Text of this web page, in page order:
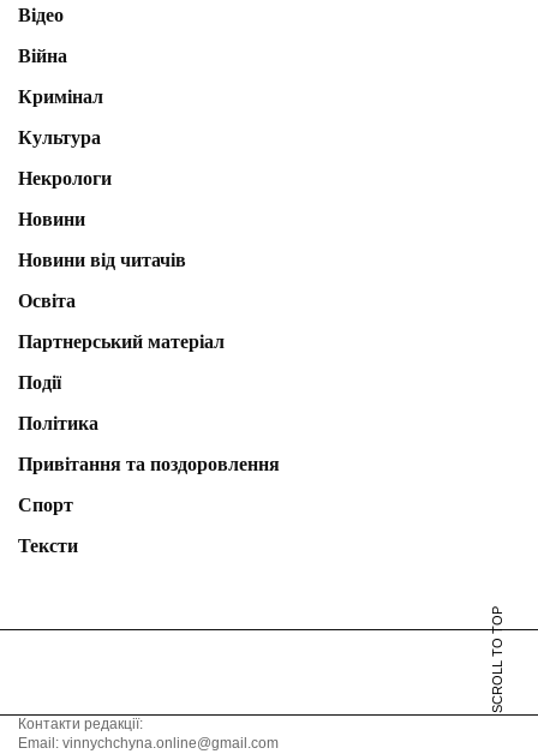
Відео
Війна
Кримінал
Культура
Некрологи
Новини
Новини від читачів
Освіта
Партнерський матеріал
Події
Політика
Привітання та поздоровлення
Спорт
Тексти
SCROLL TO TOP
Контакти редакції:
Email: vinnychchyna.online@gmail.com